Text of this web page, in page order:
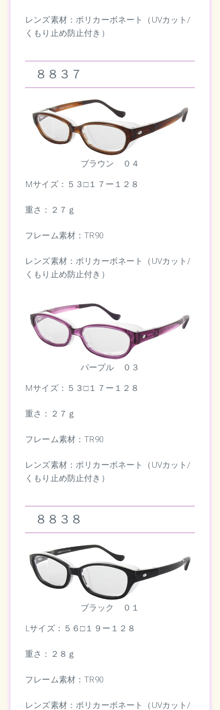
レンズ素材：ポリカーボネート（UVカット/
くもり止め防止付き）
８８３７
ブラウン ０４
Mサイズ：５３□１７ー１２８
重さ：２７ｇ
フレーム素材：TR90
レンズ素材：ポリカーボネート（UVカット/
くもり止め防止付き）
パープル ０３
Mサイズ：５３□１７ー１２８
重さ：２７ｇ
フレーム素材：TR90
レンズ素材：ポリカーボネート（UVカット/
くもり止め防止付き）
８８３８
ブラック ０１
Lサイズ：５６□１９ー１２８
重さ：２８ｇ
フレーム素材：TR90
レンズ素材：ポリカーボネート（UVカット/